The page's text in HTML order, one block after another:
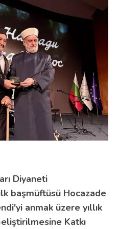
Diyaneti
başmüftüsü Hocazade
anmak üzere yıllık
Katkı